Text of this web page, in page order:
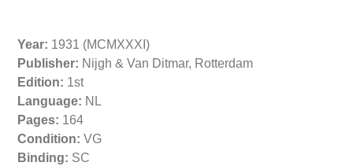
Year: 1931 (MCMXXXI)
Publisher: Nijgh & Van Ditmar, Rotterdam
Edition: 1st
Language: NL
Pages: 164
Condition: VG
Binding: SC